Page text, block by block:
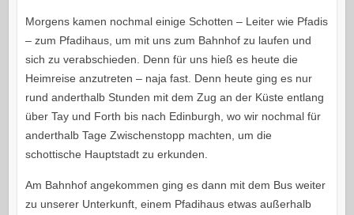
Morgens kamen nochmal einige Schotten – Leiter wie Pfadis
– zum Pfadihaus, um mit uns zum Bahnhof zu laufen und
sich zu verabschieden. Denn für uns hieß es heute die
Heimreise anzutreten – naja fast. Denn heute ging es nur
rund anderthalb Stunden mit dem Zug an der Küste entlang
über Tay und Forth bis nach Edinburgh, wo wir nochmal für
anderthalb Tage Zwischenstopp machten, um die
schottische Hauptstadt zu erkunden.
Am Bahnhof angekommen ging es dann mit dem Bus weiter
zu unserer Unterkunft, einem Pfadihaus etwas außerhalb